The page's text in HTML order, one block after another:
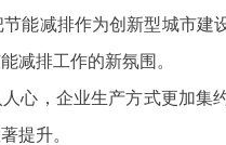
减排作为创新型城市建
减排工作的新氛围。
，企业生产方式更加集
提升。